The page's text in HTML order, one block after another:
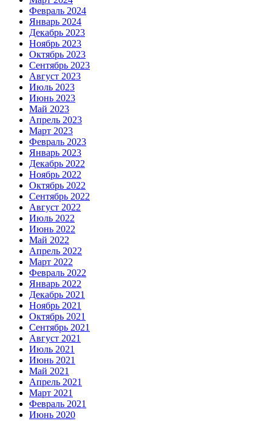
Февраль 2024
Январь 2024
Декабрь 2023
Ноябрь 2023
Октябрь 2023
Сентябрь 2023
Август 2023
Июль 2023
Июнь 2023
Май 2023
Апрель 2023
Март 2023
Февраль 2023
Январь 2023
Декабрь 2022
Ноябрь 2022
Октябрь 2022
Сентябрь 2022
Август 2022
Июль 2022
Июнь 2022
Май 2022
Апрель 2022
Март 2022
Февраль 2022
Январь 2022
Декабрь 2021
Ноябрь 2021
Октябрь 2021
Сентябрь 2021
Август 2021
Июль 2021
Июнь 2021
Май 2021
Апрель 2021
Март 2021
Февраль 2021
Июнь 2020